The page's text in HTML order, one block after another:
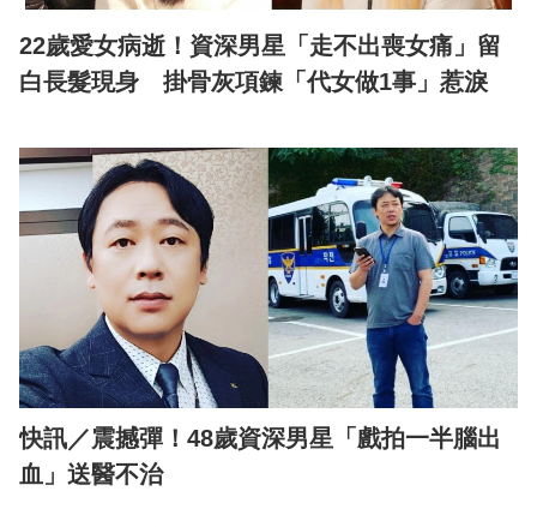
22歲愛女病逝！資深男星「走不出喪女痛」留
白長髮現身 掛骨灰項鍊「代女做1事」惹淚
快訊／震撼彈！48歲資深男星「戲拍一半腦出
血」送醫不治